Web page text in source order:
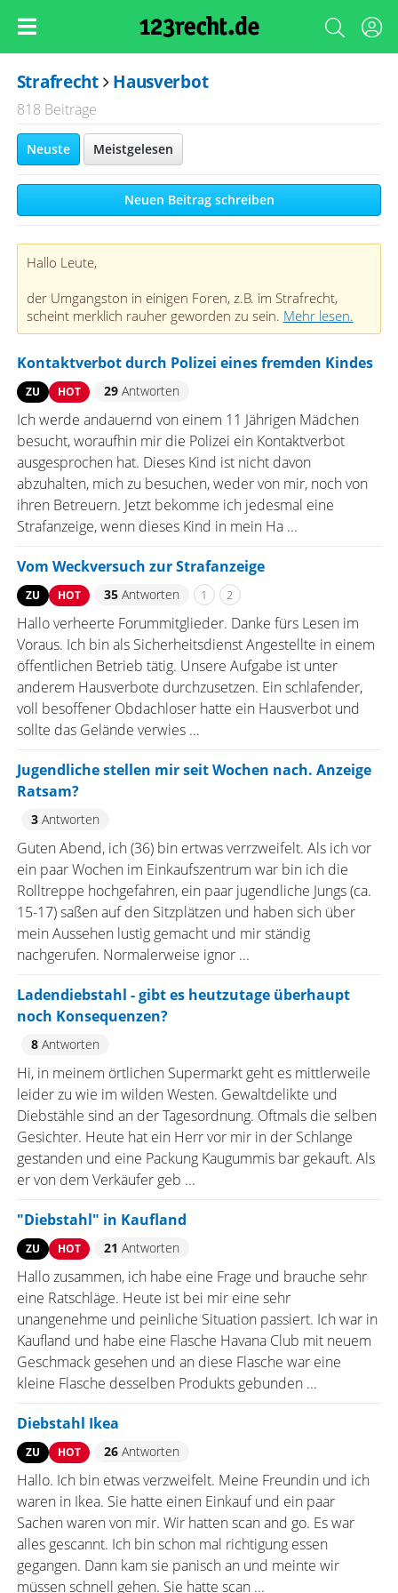
Strafrecht Hausverbot
818 Beiträge
Neuste Meistgelesen
Neuen Beitrag schreiben
Hallo Leute,
der Umgangston in einigen Foren, z.B. im Strafrecht,
scheint merklich rauher geworden zu sein. Mehr lesen.
Kontaktverbot durch Polizei eines fremden Kindes
ZU HOT 29Antworten
Ich werde andauernd von einem 11 Jährigen Mädchen
besucht, woraufhin mir die Polizei ein Kontaktverbot
ausgesprochen hat. Dieses Kind ist nicht davon
abzuhalten, mich zu besuchen, weder von mir, noch von
ihren Betreuern. Jetzt bekomme ich jedesmal eine
Strafanzeige, wenn dieses Kind in mein Ha ...
Vom Weckversuch zur Strafanzeige
ZU HOT 35Antworten 1 2
Hallo verheerte Forummitglieder. Danke fürs Lesen im
Voraus. Ich bin als Sicherheitsdienst Angestellte in einem
öffentlichen Betrieb tätig. Unsere Aufgabe ist unter
anderem Hausverbote durchzusetzen. Ein schlafender,
voll besoffener Obdachloser hatte ein Hausverbot und
sollte das Gelände verwies ...
Jugendliche stellen mir seit Wochen nach. Anzeige
Ratsam?
3Antworten
Guten Abend, ich (36) bin ertwas verrzweifelt. Als ich vor
ein paar Wochen im Einkaufszentrum war bin ich die
Rolltreppe hochgefahren, ein paar jugendliche Jungs (ca.
15-17) saßen auf den Sitzplätzen und haben sich über
mein Aussehen lustig gemacht und mir ständig
nachgerufen. Normalerweise ignor ...
Ladendiebstahl - gibt es heutzutage überhaupt
noch Konsequenzen?
8Antworten
Hi, in meinem örtlichen Supermarkt geht es mittlerweile
leider zu wie im wilden Westen. Gewaltdelikte und
Diebstähle sind an der Tagesordnung. Oftmals die selben
Gesichter. Heute hat ein Herr vor mir in der Schlange
gestanden und eine Packung Kaugummis bar gekauft. Als
er von dem Verkäufer geb ...
"Diebstahl" in Kaufland
ZU HOT 21 Antworten
Hallo zusammen, ich habe eine Frage und brauche sehr
eine Ratschläge. Heute ist bei mir eine sehr
unangenehme und peinliche Situation passiert. Ich war in
Kaufland und habe eine Flasche Havana Club mit neuem
Geschmack gesehen und an diese Flasche war eine
kleine Flasche desselben Produkts gebunden ...
Diebstahl Ikea
ZU HOT 26Antworten
Hallo. Ich bin etwas verzweifelt. Meine Freundin und ich
waren in Ikea. Sie hatte einen Einkauf und ein paar
Sachen waren von mir. Wir hatten scan and go. Es war
alles gescannt. Ich bin schon mal richtigung essen
gegangen. Dann kam sie panisch an und meinte wir
müssen schnell gehen. Sie hatte scan ...